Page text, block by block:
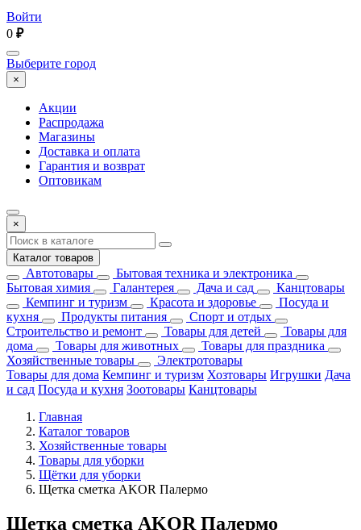
Войти
0 ₽
Выберите город
×
Акции
Распродажа
Магазины
Доставка и оплата
Гарантия и возврат
Оптовикам
×
Каталог товаров
Автотовары
Бытовая техника и электроника
Бытовая химия
Галантерея Дача и сад
Канцтовары
Кемпинг и туризм
Красота и здоровье
Посуда и
кухня
Продукты питания
Спорт и отдых
Строительство и ремонт
Товары для детей
Товары для
дома
Товары для животных
Товары для праздника
Хозяйственные товары
Электротовары
Товары для дома Кемпинг и туризм Хозтовары Игрушки Дача
и сад Посуда и кухня Зоотовары Канцтовары
Главная
Каталог товаров
Хозяйственные товары
Товары для уборки
Щётки для уборки
Щетка сметка AKOR Палермо
Щетка сметка AKOR Палермо